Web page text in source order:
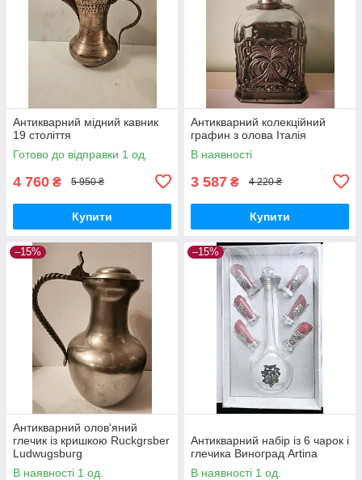
Антикварний мідний кавник
19 століття
Готово до відправки 1 од.
4 760 ₴ 5 950 ₴
Купити
Антикварний колекційний
графин з олова Італія
В наявності
3 587 ₴ 4 220 ₴
Купити
–15%
Антикварний олов'яний
глечик із кришкою Ruckgrsber
Ludwugsburg
В наявності 1 од.
–15%
Антикварний набір із 6 чарок і
глечика Виноград Artina
В наявності 1 од.